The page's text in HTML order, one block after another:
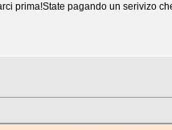
prima!State pagando un serivizo